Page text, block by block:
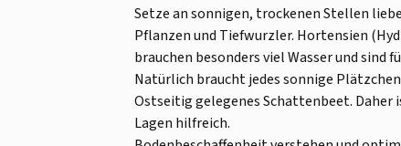
Setze an sonnigen, trockenen Stellen
Pflanzen und Tiefwurzler. Hortensien
brauchen besonders viel Wasser und sind
Natürlich braucht jedes sonnige
Ostseitig gelegenes Schattenbeet.
Lagen hilfreich.